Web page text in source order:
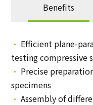
Benefits
• Efficient plane-
testing compressive
• Precise
specimens
• Assembly of